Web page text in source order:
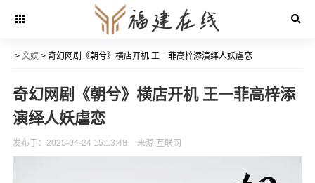
> 文娱> 奇幻网剧《朝兮》横店开机 王一菲高梓添演绎人妖虐恋
奇幻网剧《朝兮》横店开机 王一菲高梓添
演绎人妖虐恋
发布于：2025-04-24 15:13:48 来源:互联网